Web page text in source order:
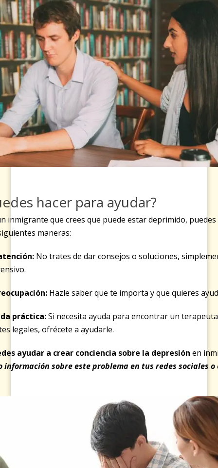
hacer para ayudar?
inmigrante que crees que puede estar deprimido,
maneras:
No trates de dar consejos o soluciones,
Hazle saber que te importa y que quieres
práctica:Si necesita ayuda para encontrar un
legales, ofrécete a ayudarle.
ayudar a crear conciencia sobre la depresión en
información sobre este problema en tus redes sociales o